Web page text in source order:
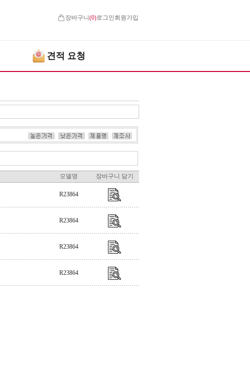
장바구니(0)로그인 회원가입
견적 요청
모델명 장바구니 담기
R23864
R23864
R23864
R23864